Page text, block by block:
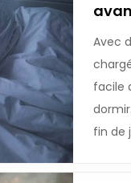
Avec
facile
fin de